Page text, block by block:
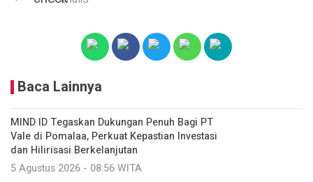
Baca Lainnya
MIND ID Tegaskan Dukungan Penuh Bagi PT
Vale di Pomalaa, Perkuat Kepastian Investasi
dan Hilirisasi Berkelanjutan
5 Agustus 2026 - 08:56 WITA